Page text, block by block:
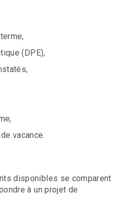
(DPE),
vacance.
disponibles se comparent
à un projet de